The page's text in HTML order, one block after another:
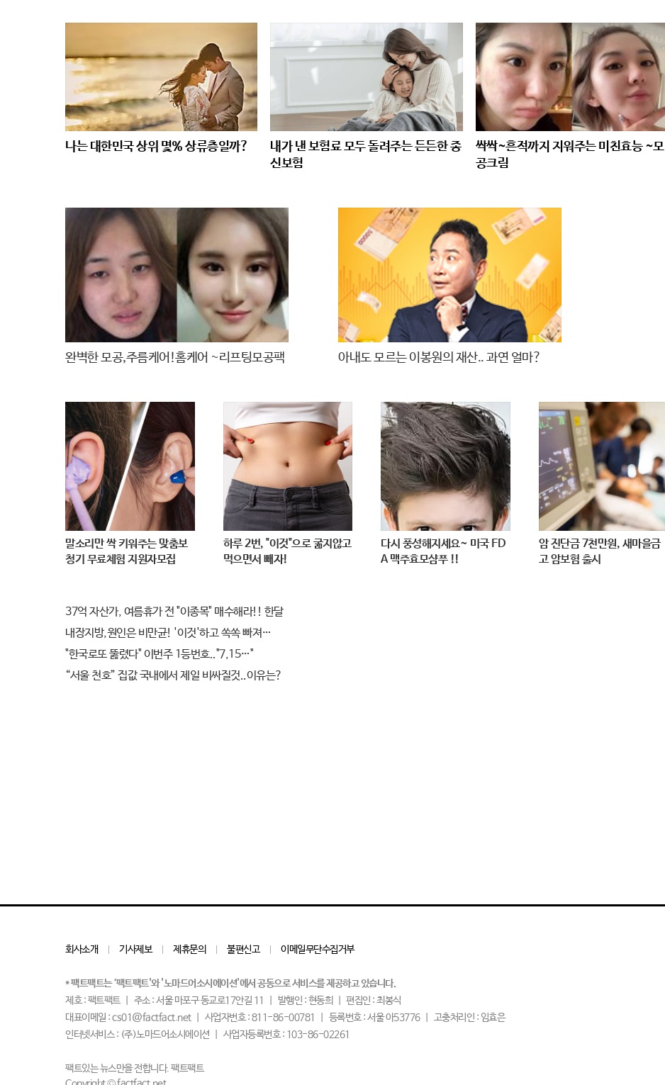
나는 대한민국 상위 몇% 상류층일까?
내가 낸 보험료 모두 돌려주는 든든한 종
신보험
싹싹~흔적까지 지워주는 미친효능 ~모
공크림
완벽한 모공,주름케어!홈케어 ~리프팅모공팩 아내도 모르는 이봉원의 재산.. 과연 얼마?
말소리만 싹 키워주는 맞춤보
청기 무료체험 지원자모집
하루 2번, "이것"으로 굶지않고
먹으면서 빼자!
다시 풍성해지세요~ 미국 FD
A 맥주효모샴푸 !!
암 진단금 7천만원, 새마을금
고 암보험 출시
37억 자산가, 여름휴가 전 "이종목" 매수해라!! 한달
내장지방,원인은 비만균! '이것'하고 쏙쏙 빠져…
"한국로또 뚫렸다" 이번주 1등번호.."7,15…"
“서울 천호” 집값 국내에서 제일 비싸질것..이유는?
회사소개 기사제보 제휴문의 불편신고 이메일무단수집거부
* 팩트팩트는 ‘팩트팩트'와 '노마드어소시에이션'에서 공동으로 서비스를 제공하고 있습니다.
제호 : 팩트팩트
주소 : 서울 마포구 동교로17안길 11 발행인 : 현동희
편집인 : 최봉식
대표이메일 : cs01@factfact.net
사업자번호 : 811-86-00781 등록번호 : 서울 아53776
고충처리인 : 임효은
인터넷서비스 : (주)노마드어소시에이션
사업자등록번호 : 103-86-02261
팩트있는 뉴스만을 전합니다. 팩트팩트